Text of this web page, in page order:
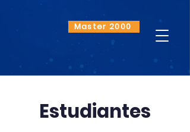
Master 2000
Estudiantes